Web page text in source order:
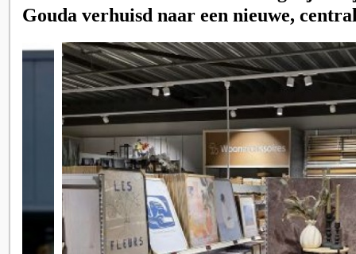
Gouda verhuisd naar een nieuwe,